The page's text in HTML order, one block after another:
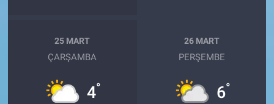
25 MART
ÇARŞAMBA
4°
26 MART
PERŞEMBE
6°